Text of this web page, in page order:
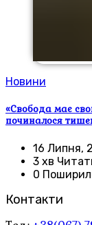
Новини
«Свобода має
починалося
16 Липня,
3 хв
0
Контакти